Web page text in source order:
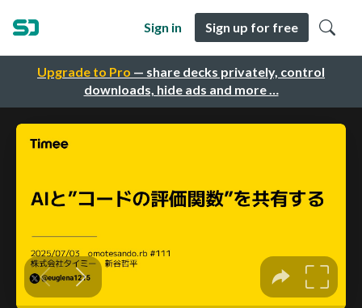
Upgrade to Pro — share decks privately, control
downloads, hide ads and more …
Sign in Sign up for free